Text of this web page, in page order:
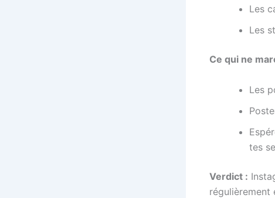
Les
Les
Ce qui ne
Les
tes
Verdict :
régulièrement